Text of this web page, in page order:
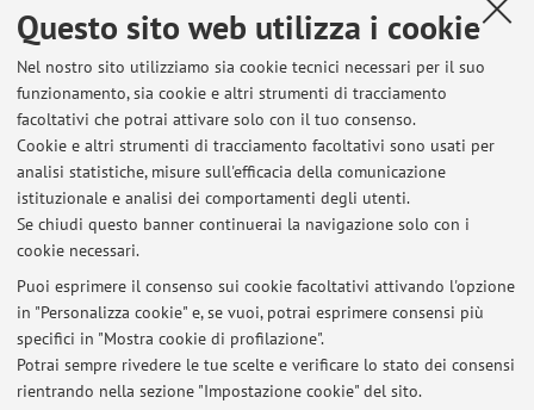
Questo sito web utilizza i cookie
Nel nostro sito utilizziamo sia cookie tecnici necessari per il suo
funzionamento, sia cookie e altri strumenti di tracciamento
facoltativi che potrai attivare solo con il tuo consenso.
Cookie e altri strumenti di tracciamento facoltativi sono usati per
analisi statistiche, misure sull'efficacia della comunicazione
istituzionale e analisi dei comportamenti degli utenti.
Se chiudi questo banner continuerai la navigazione solo con i
cookie necessari.
Puoi esprimere il consenso sui cookie facoltativi attivando l'opzione
in "Personalizza cookie" e, se vuoi, potrai esprimere consensi più
specifici in "Mostra cookie di profilazione".
Potrai sempre rivedere le tue scelte e verificare lo stato dei consensi
rientrando nella sezione "Impostazione cookie" del sito.
Slovenia
Codice Erasmus:
SI LJUBLJA01
Area disciplinare:
0314 - Sociology and cultural studies
Ultimi avvisi
REGOLE E TEMI PER LA TESI DI TRIENNALE
Pubblicato il: 24 febbraio 2024